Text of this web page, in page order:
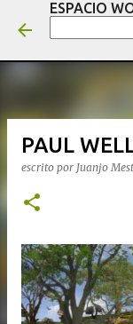
ESPACIO
PAUL
escrito por Juanjo